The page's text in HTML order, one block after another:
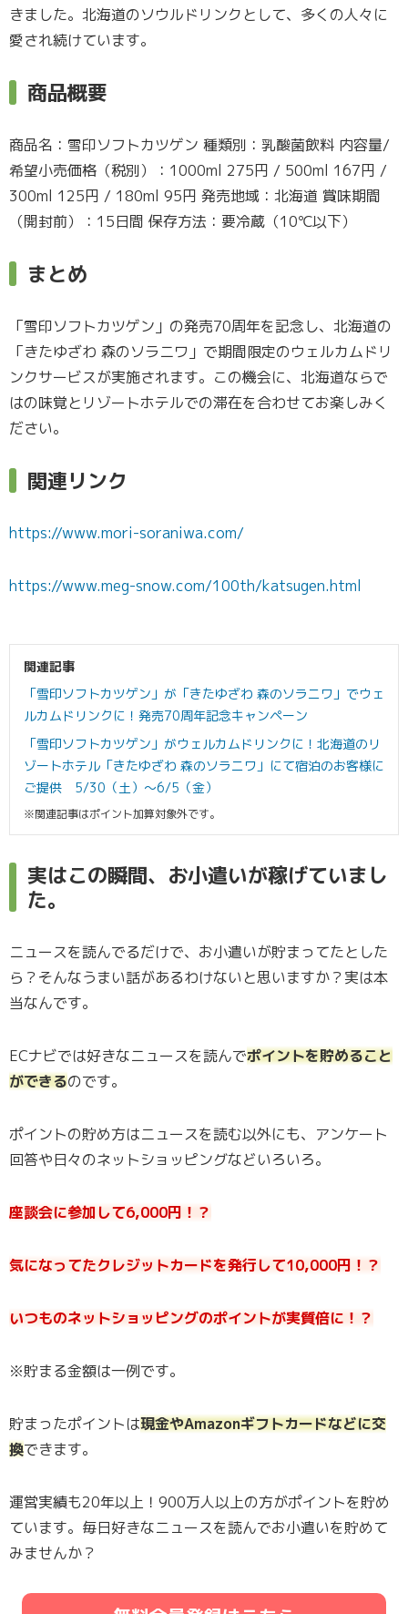
きました。北海道のソウルドリンクとして、多くの人々に
愛され続けています。
商品概要
商品名：雪印ソフトカツゲン 種類別：乳酸菌飲料 内容量/
希望小売価格（税別）：1000ml 275円 / 500ml 167円 /
300ml 125円 / 180ml 95円 発売地域：北海道 賞味期間
（開封前）：15日間 保存方法：要冷蔵（10℃以下）
まとめ
「雪印ソフトカツゲン」の発売70周年を記念し、北海道の
「きたゆざわ 森のソラニワ」で期間限定のウェルカムドリ
ンクサービスが実施されます。この機会に、北海道ならで
はの味覚とリゾートホテルでの滞在を合わせてお楽しみく
ださい。
関連リンク
https://www.mori-soraniwa.com/
https://www.meg-snow.com/100th/katsugen.html
関連記事
「雪印ソフトカツゲン」が「きたゆざわ 森のソラニワ」でウェ
ルカムドリンクに！発売70周年記念キャンペーン
「雪印ソフトカツゲン」がウェルカムドリンクに！北海道のリ
ゾートホテル「きたゆざわ 森のソラニワ」にて宿泊のお客様に
ご提供 5/30（土）～6/5（金）
※関連記事はポイント加算対象外です。
実はこの瞬間、お小遣いが稼げていまし
た。
ニュースを読んでるだけで、お小遣いが貯まってたとした
ら？そんなうまい話があるわけないと思いますか？実は本
当なんです。
ECナビでは好きなニュースを読んでポイントを貯めること
ができるのです。
ポイントの貯め方はニュースを読む以外にも、アンケート
回答や日々のネットショッピングなどいろいろ。
座談会に参加して6,000円！？
気になってたクレジットカードを発行して10,000円！？
いつものネットショッピングのポイントが実質倍に！？
※貯まる金額は一例です。
貯まったポイントは現金やAmazonギフトカードなどに交
換できます。
運営実績も20年以上！900万人以上の方がポイントを貯め
ています。毎日好きなニュースを読んでお小遣いを貯めて
みませんか？